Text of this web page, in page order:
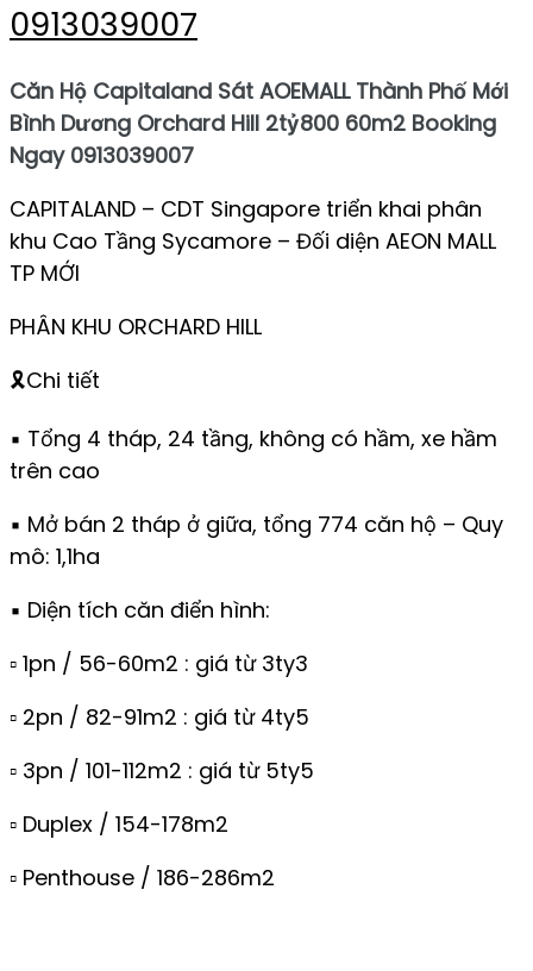
0913039007
Căn Hộ Capitaland Sát AOEMALL Thành Phố Mới
Bình Dương Orchard Hill 2tỷ800 60m2 Booking
Ngay 0913039007
CAPITALAND – CDT Singapore triển khai phân
khu Cao Tầng Sycamore – Đối diện AEON MALL
TP MỚI
PHÂN KHU ORCHARD HILL
🎗️Chi tiết
▪️ Tổng 4 tháp, 24 tầng, không có hầm, xe hầm
trên cao
▪️ Mở bán 2 tháp ở giữa, tổng 774 căn hộ – Quy
mô: 1,1ha
▪️ Diện tích căn điển hình:
▫️ 1pn / 56-60m2 : giá từ 3ty3
▫️ 2pn / 82-91m2 : giá từ 4ty5
▫️ 3pn / 101-112m2 : giá từ 5ty5
▫️ Duplex / 154-178m2
▫️ Penthouse / 186-286m2